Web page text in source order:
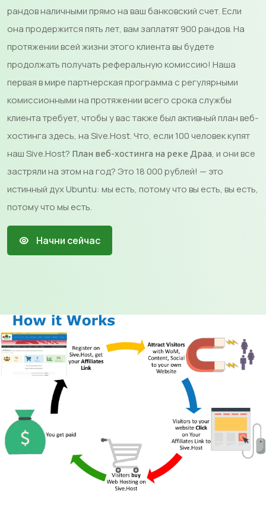
рандов наличными прямо на ваш банковский счет. Если
она продержится пять лет, вам заплатят 900 рандов. На
протяжении всей жизни этого клиента вы будете
продолжать получать реферальную комиссию! Наша
первая в мире партнерская программа с регулярными
комиссионными на протяжении всего срока службы
клиента требует, чтобы у вас также был активный план веб-
хостинга здесь, на Sive.Host. Что, если 100 человек купят
наш Sive.Host? План веб-хостинга на реке Драа, и они все
застряли на этом на год? Это 18 000 рублей! — это
истинный дух Ubuntu: мы есть, потому что вы есть, вы есть,
потому что мы есть.
Начни сейчас